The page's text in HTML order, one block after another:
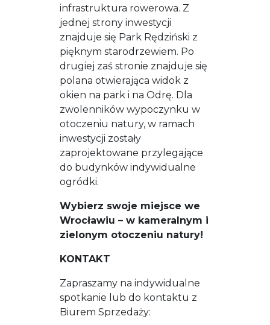
infrastruktura rowerowa. Z
jednej strony inwestycji
znajduje się Park Rędziński z
pięknym starodrzewiem. Po
drugiej zaś stronie znajduje się
polana otwierająca widok z
okien na park i na Odrę. Dla
zwolenników wypoczynku w
otoczeniu natury, w ramach
inwestycji zostały
zaprojektowane przylegające
do budynków indywidualne
ogródki.
Wybierz swoje miejsce we
Wrocławiu – w kameralnym i
zielonym otoczeniu natury!
KONTAKT
Zapraszamy na indywidualne
spotkanie lub do kontaktu z
Biurem Sprzedaży: